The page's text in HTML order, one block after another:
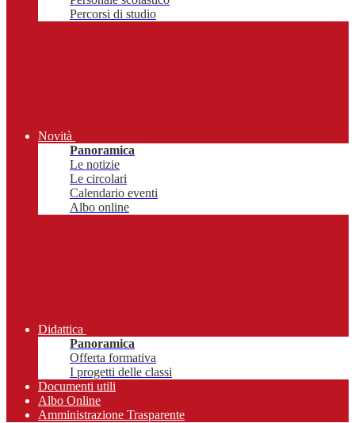
Percorsi di studio
Novità
Panoramica
Le notizie
Le circolari
Calendario eventi
Albo online
Didattica
Panoramica
Offerta formativa
I progetti delle classi
Documenti utili
Albo Online
Amministrazione Trasparente